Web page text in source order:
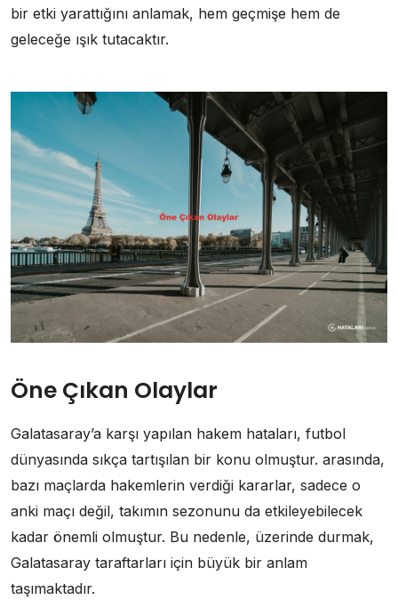
bir etki yarattığını anlamak, hem geçmişe hem de
geleceğe ışık tutacaktır.
Öne Çıkan Olaylar
Galatasaray’a karşı yapılan hakem hataları, futbol
dünyasında sıkça tartışılan bir konu olmuştur. arasında,
bazı maçlarda hakemlerin verdiği kararlar, sadece o
anki maçı değil, takımın sezonunu da etkileyebilecek
kadar önemli olmuştur. Bu nedenle, üzerinde durmak,
Galatasaray taraftarları için büyük bir anlam
taşımaktadır.